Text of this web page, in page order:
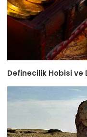
Definecilik Hobisi ve